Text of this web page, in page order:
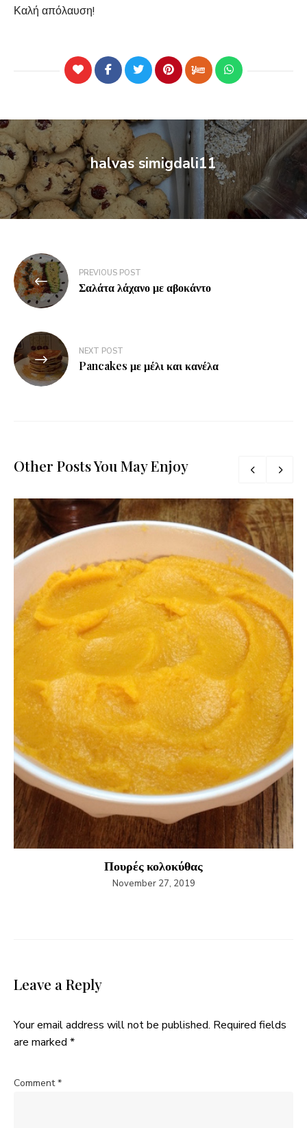
Καλή απόλαυση!
halvas simigdali11
PREVIOUS POST
Σαλάτα λάχανο με αβοκάντο
NEXT POST
Pancakes με μέλι και κανέλα
Other Posts You May Enjoy
Πουρές κολοκύθας
November 27, 2019
Leave a Reply
Your email address will not be published. Required fields
are marked *
Comment*